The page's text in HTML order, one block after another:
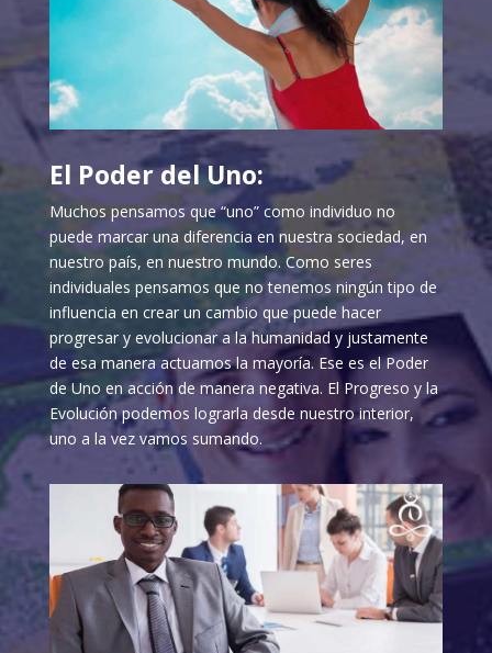
El Poder del Uno:
Muchos pensamos que “uno” como individuo no
puede marcar una diferencia en nuestra sociedad, en
nuestro país, en nuestro mundo. Como seres
individuales pensamos que no tenemos ningún tipo de
influencia en crear un cambio que puede hacer
progresar y evolucionar a la humanidad y justamente
de esa manera actuamos la mayoría. Ese es el Poder
de Uno en acción de manera negativa. El Progreso y la
Evolución podemos lograrla desde nuestro interior,
uno a la vez vamos sumando.